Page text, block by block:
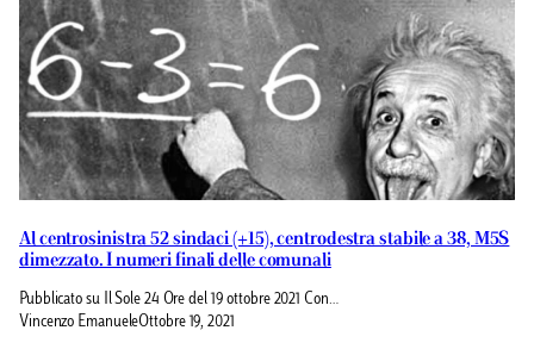
Al centrosinistra 52 sindaci (+15), centrodestra stabile a 38, M5S
dimezzato. I numeri finali delle comunali
Pubblicato su Il Sole 24 Ore del 19 ottobre 2021 Con…
Vincenzo EmanueleOttobre 19, 2021